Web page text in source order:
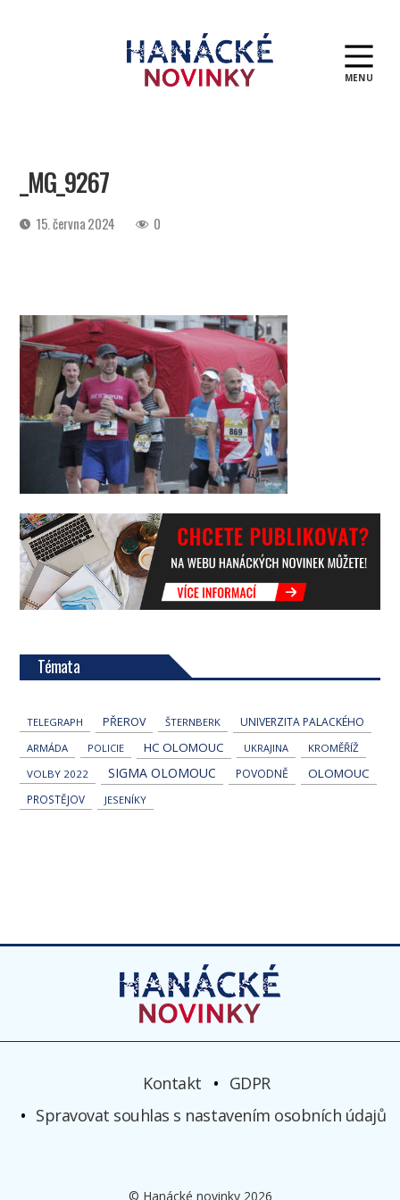
MENU
_MG_9267
Datum15. června 2024 0
Témata
TELEGRAPH PŘEROV ŠTERNBERK UNIVERZITA PALACKÉHO
ARMÁDA POLICIE HC OLOMOUC UKRAJINA
KROMĚŘÍŽ
VOLBY 2022
SIGMA OLOMOUC POVODNĚ OLOMOUC
PROSTĚJOV JESENÍKY
Kontakt
GDPR
Spravovat souhlas s nastavením osobních údajů
© Hanácké novinky 2026